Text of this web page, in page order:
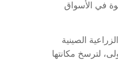
في الأسواق
الصينية
للمرة الأولى، لترسخ مكانتها